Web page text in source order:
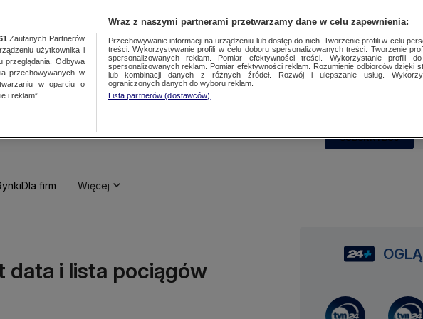
SUBSKRYBUJ
Dla firm Więcej
data i lista pociągów
Zaufanych Partnerów
użytkownika i
przeglądania. Odbywa
przechowywanych w
w oparciu o
i reklam”.
Wraz z naszymi partnerami przetwarzamy dane w celu zapewnienia:
Przechowywanie informacji na urządzeniu lub dostęp do nich. Tworzenie profili w celu
treści. Wykorzystywanie profili w celu doboru spersonalizowanych treści. Tworzenie
spersonalizowanych reklam. Pomiar efektywności treści. Wykorzystanie profili
spersonalizowanych reklam. Pomiar efektywności reklam. Rozumienie odbiorców dzięki
lub kombinacji danych z różnych źródeł. Rozwój i ulepszanie usług.
ograniczonych danych do wyboru reklam.
Lista partnerów (dostawców)